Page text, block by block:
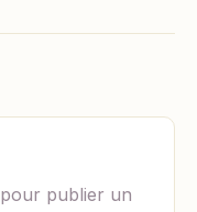
pour publier un